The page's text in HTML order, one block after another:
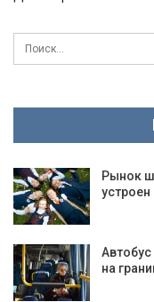
Рынок
на